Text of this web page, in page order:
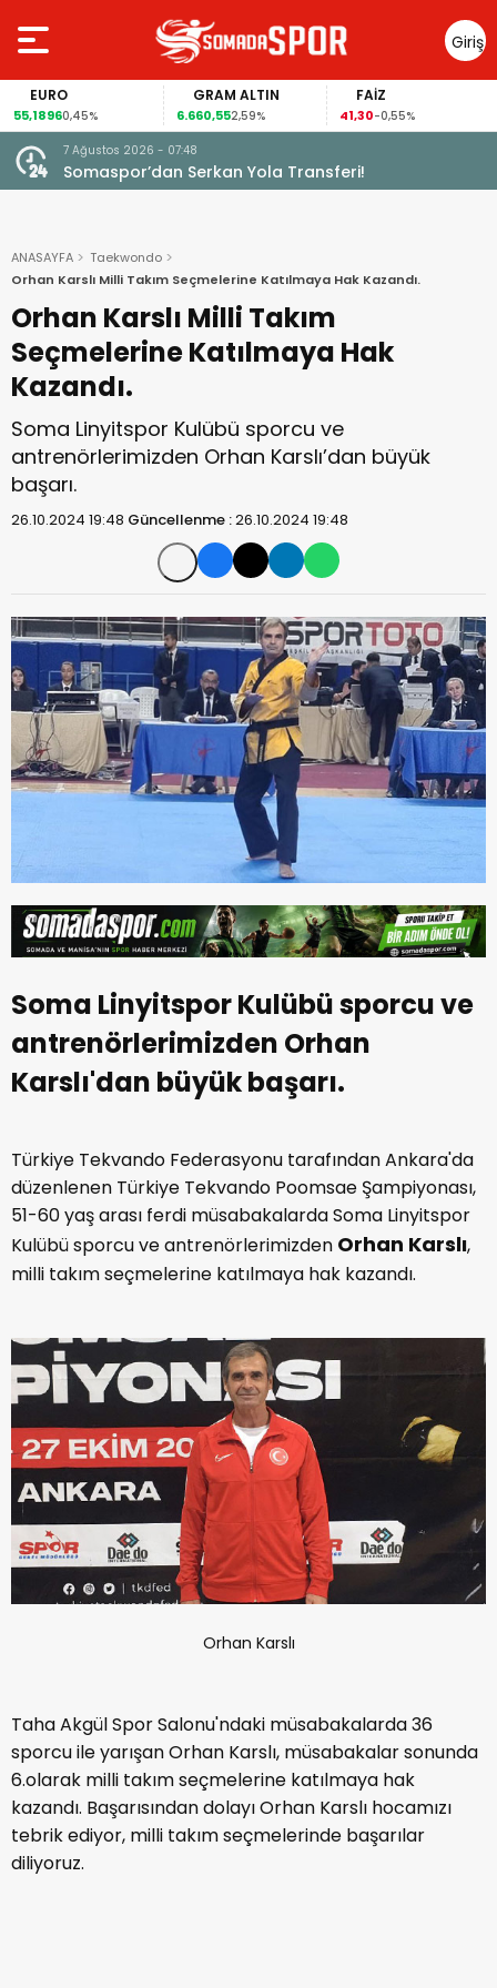
Giriş
Yap
EURO
55,18960,45%
GRAM ALTIN
6.660,552,59%
FAİZ
41,30-0,55%
7 Ağustos 2026 - 07:48
Somaspor’dan Serkan Yola Transferi!
ANASAYFA
Taekwondo
Orhan Karslı Milli Takım Seçmelerine Katılmaya Hak Kazandı.
Orhan Karslı Milli Takım
Seçmelerine Katılmaya Hak
Kazandı.
Soma Linyitspor Kulübü sporcu ve
antrenörlerimizden Orhan Karslı’dan büyük
başarı.
26.10.2024 19:48 Güncellenme :26.10.2024 19:48
Soma Linyitspor Kulübü sporcu ve
antrenörlerimizden Orhan
Karslı'dan büyük başarı.
Türkiye Tekvando Federasyonu tarafından Ankara'da
düzenlenen Türkiye Tekvando Poomsae Şampiyonası,
51-60 yaş arası ferdi müsabakalarda Soma Linyitspor
Kulübü sporcu ve antrenörlerimizden Orhan Karslı,
milli takım seçmelerine katılmaya hak kazandı.
Orhan Karslı
Taha Akgül Spor Salonu'ndaki müsabakalarda 36
sporcu ile yarışan Orhan Karslı, müsabakalar sonunda
6.olarak milli takım seçmelerine katılmaya hak
kazandı. Başarısından dolayı Orhan Karslı hocamızı
tebrik ediyor, milli takım seçmelerinde başarılar
diliyoruz.